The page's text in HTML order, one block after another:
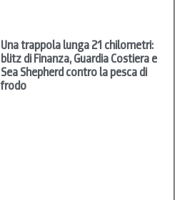
Una trappola lunga 21 chilometri:
blitz di Finanza, Guardia Costiera e
Sea Shepherd contro la pesca di
frodo